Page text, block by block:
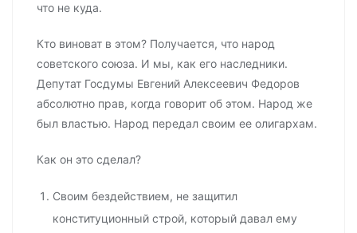
что не куда.
Кто виноват в этом? Получается, что народ
советского союза. И мы, как его наследники.
Депутат Госдумы Евгений Алексеевич Федоров
абсолютно прав, когда говорит об этом. Народ же
был властью. Народ передал своим ее олигархам.
Как он это сделал?
Своим бездействием, не защитил
конституционный строй, который давал ему